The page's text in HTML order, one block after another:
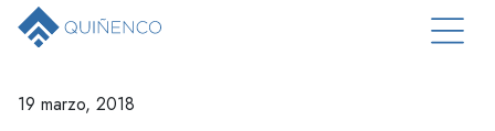
19 marzo, 2018